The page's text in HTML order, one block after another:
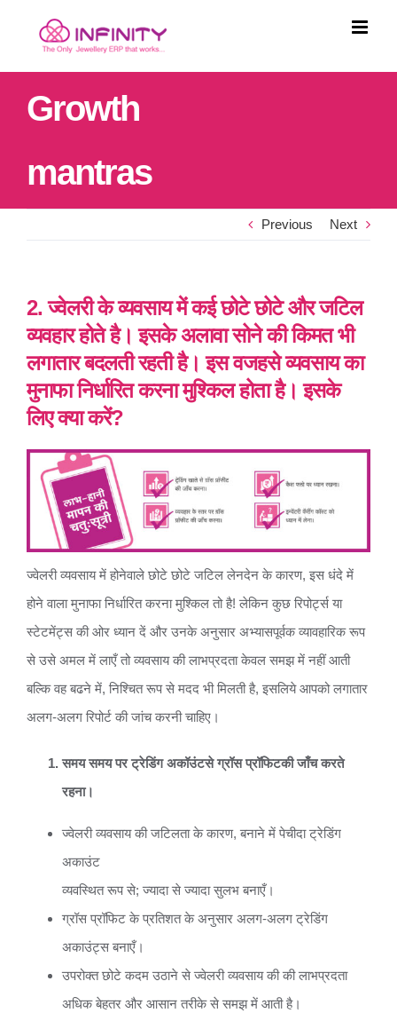
content
Growth
mantras
Previous Next
2. ज्वेलरी के व्यवसाय में कई छोटे छोटे और जटिल
व्यवहार होते है। इसके अलावा सोने की किमत भी
लगातार बदलती रहती है। इस वजहसे व्यवसाय का
मुनाफा निर्धारित करना मुश्किल होता है। इसके
लिए क्या करें?
ज्वेलरी व्यवसाय में होनेवाले छोटे छोटे जटिल लेनदेन के कारण, इस धंदे में
होने वाला मुनाफा निर्धारित करना मुश्किल तो है! लेकिन कुछ रिपोर्ट्स या
स्टेटमेंट्स की ओर ध्यान दें और उनके अनुसार अभ्यासपूर्वक व्यावहारिक रूप
से उसे अमल में लाएँ तो व्यवसाय की लाभप्रदता केवल समझ में नहीं आती
बल्कि वह बढने में, निश्चित रूप से मदद भी मिलती है, इसलिये आपको लगातार
अलग-अलग रिपोर्ट की जांच करनी चाहिए।
समय समय पर ट्रेडिंग अकॉउंटसे ग्रॉस प्रॉफिटकी जाँच करते
रहना।
ज्वेलरी व्यवसाय की जटिलता के कारण, बनाने में पेचीदा ट्रेडिंग
अकाउंट
व्यवस्थित रूप से; ज्यादा से ज्यादा सुलभ बनाएँ।
ग्रॉस प्रॉफिट के प्रतिशत के अनुसार अलग-अलग ट्रेडिंग
अकाउंट्स बनाएँ।
उपरोक्त छोटे कदम उठाने से ज्वेलरी व्यवसाय की की लाभप्रदता
अधिक बेहतर और आसान तरीके से समझ में आती है।